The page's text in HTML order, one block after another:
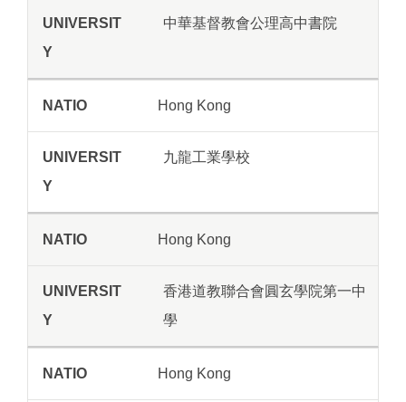
中華基督教會公理高中書院
Hong Kong
九龍工業學校
Hong Kong
香港道教聯合會圓玄學院第一中
學
Hong Kong